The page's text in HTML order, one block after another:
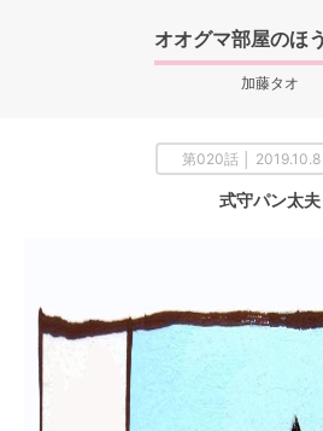
オオグマ部屋のほ
加藤タオ
第020話 │ 2019.10.8
式守パン太夫